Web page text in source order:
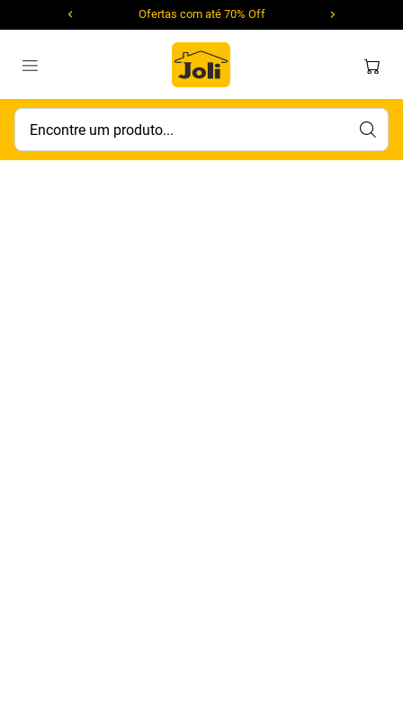
Ofertas com até 70% Off
Encontre um produto...